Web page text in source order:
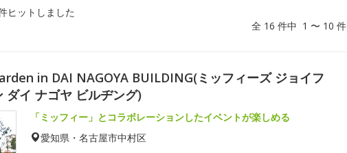
ヒットしました
全 16 件中 1 〜 10 件
in DAI NAGOYA BUILDING(ミッフィーズ ジョイフ
ダイ ナゴヤ ビルヂング)
「ミッフィー」とコラボレーションしたイベントが楽しめる
愛知県・名古屋市中村区